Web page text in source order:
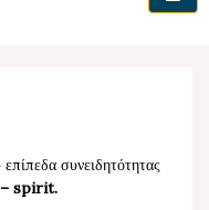
συνειδητότητας
spirit.